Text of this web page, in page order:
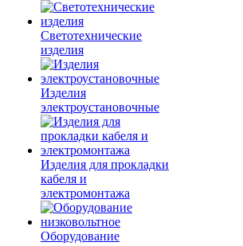
Светотехнические
изделия
Изделия
электроустановочные
Изделия для прокладки
кабеля и
электромонтажа
Оборудование